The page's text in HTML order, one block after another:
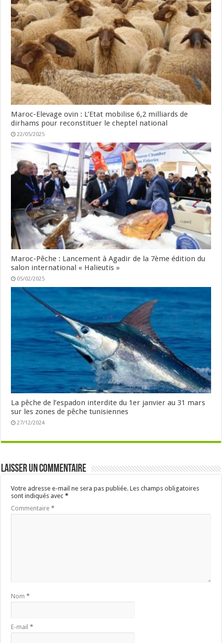
Maroc-Elevage ovin : L’Etat mobilise 6,2 milliards de
dirhams pour reconstituer le cheptel national
22/05/2025
Maroc-Pêche : Lancement à Agadir de la 7ème édition du
salon international « Halieutis »
05/02/2025
La pêche de l’espadon interdite du 1er janvier au 31 mars
sur les zones de pêche tunisiennes
27/12/2024
Laisser un commentaire
Votre adresse e-mail ne sera pas publiée. Les champs obligatoires
sont indiqués avec*
Commentaire*
Nom*
E-mail*